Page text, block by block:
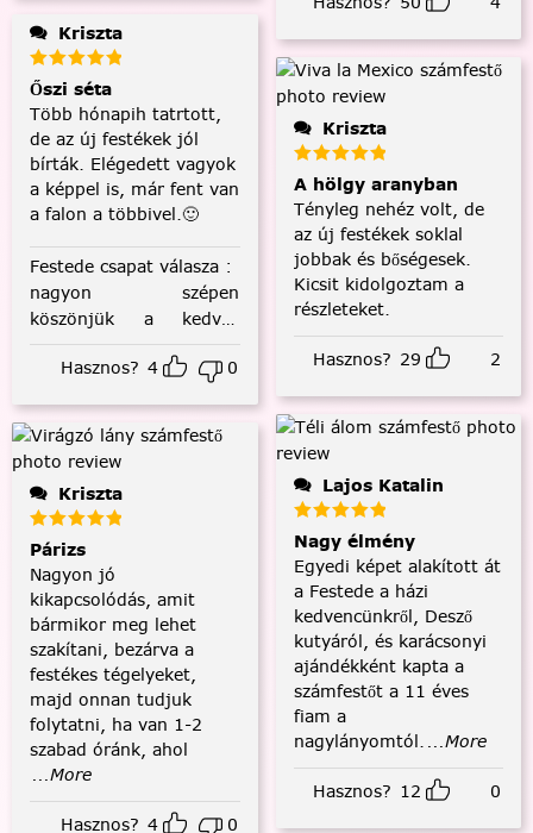
Kriszta
Őszi séta
Több hónapih tatrtott,
de az új festékek jól
bírták. Elégedett vagyok
a képpel is, már fent van
a falon a többivel.🙂
Festede csapat válasza :
nagyon szépen
köszönjük a kedves
visszajelzést! :)
Hasznos? 4 0
Kriszta
Párizs
Nagyon jó
kikapcsolódás, amit
bármikor meg lehet
szakítani, bezárva a
festékes tégelyeket,
majd onnan tudjuk
folytatni, ha van 1-2
szabad óránk, ahol
...More
Hasznos? 4 0
Kriszta
A hölgy aranyban
Tényleg nehéz volt, de
az új festékek soklal
jobbak és bőségesek.
Kicsit kidolgoztam a
részleteket.
Hasznos? 29 2
Lajos Katalin
Nagy élmény
Egyedi képet alakított át
a Festede a házi
kedvencünkről, Desző
kutyáról, és karácsonyi
ajándékként kapta a
számfestőt a 11 éves
fiam a
nagylányomtól. ...More
Hasznos? 12 0